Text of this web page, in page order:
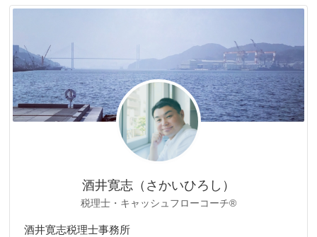
リ
酒井寛志（さかいひろし）
税理士・キャッシュフローコーチ®
酒井寛志税理士事務所